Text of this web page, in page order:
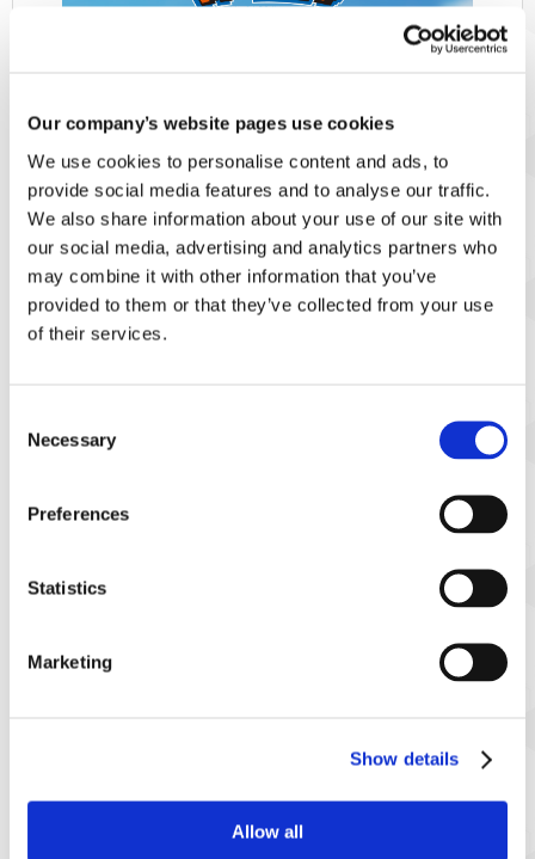
Our company’s website pages use cookies
We use cookies to personalise content and ads, to
provide social media features and to analyse our traffic.
We also share information about your use of our site with
our social media, advertising and analytics partners who
may combine it with other information that you’ve
provided to them or that they’ve collected from your use
of their services.
Selection
Necessary
Preferences
Statistics
Marketing
Show details
Allow all
価格：44,000円（税込）